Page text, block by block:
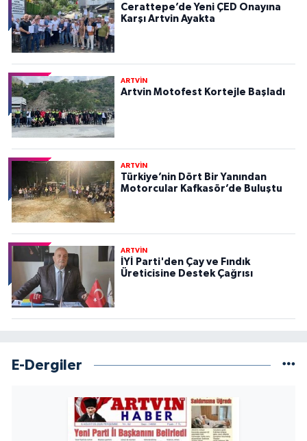
Cerattepe’de Yeni ÇED Onayına
Karşı Artvin Ayakta
ARTVİN
Artvin Motofest Kortejle Başladı
ARTVİN
Türkiye’nin Dört Bir Yanından
Motorcular Kafkasör’de Buluştu
ARTVİN
İYİ Parti'den Çay ve Fındık
Üreticisine Destek Çağrısı
E-Dergiler